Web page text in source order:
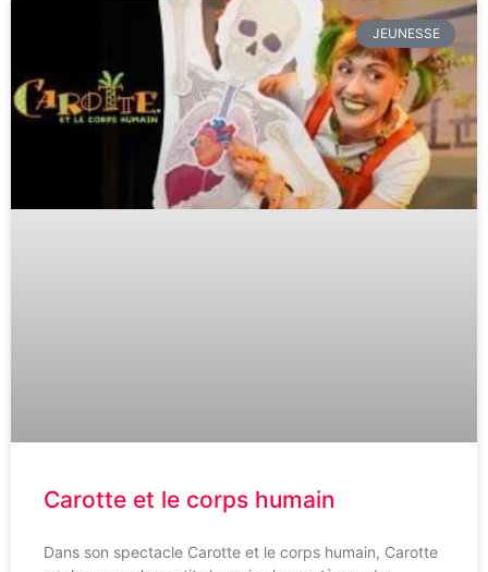
JEUNESSE
Carotte et le corps humain
Dans son spectacle Carotte et le corps humain, Carotte